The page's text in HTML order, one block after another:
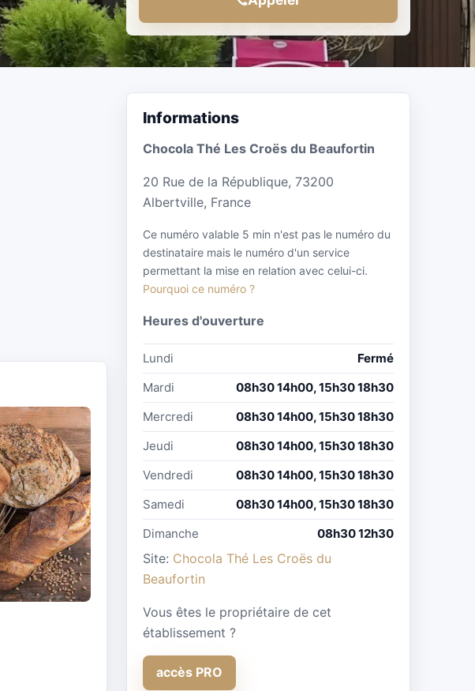
Informations
Chocola Thé Les Croës du Beaufortin
20 Rue de la République, 73200
Albertville, France
Ce numéro valable 5 min n'est pas le numéro du
destinataire mais le numéro d'un service
permettant la mise en relation avec celui-ci.
Pourquoi ce numéro ?
Heures d'ouverture
Lundi
Fermé
Mardi
08h30 14h00, 15h30 18h30
Mercredi
08h30 14h00, 15h30 18h30
Jeudi
08h30 14h00, 15h30 18h30
Vendredi
08h30 14h00, 15h30 18h30
Samedi
08h30 14h00, 15h30 18h30
Dimanche
08h30 12h30
Site: Chocola Thé Les Croës du
Beaufortin
Vous êtes le propriétaire de cet
établissement ?
accès PRO